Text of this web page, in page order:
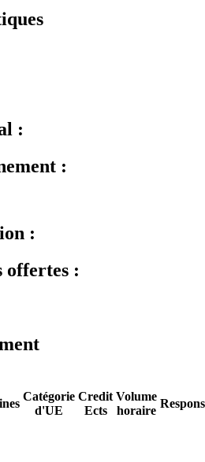
:
:
:
offertes :
Catégorie
d'UE
Credit
Ects
Volume
horaire